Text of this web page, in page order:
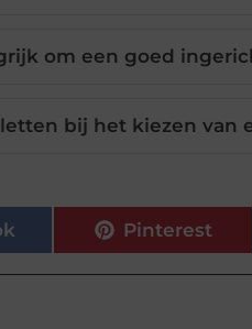
om een goed
bij het kiezen van
Pinterest